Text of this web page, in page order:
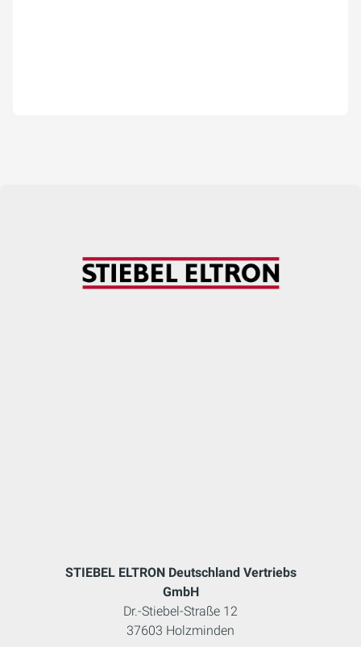
STIEBEL ELTRON Deutschland Vertriebs
GmbH
Dr.-Stiebel-Straße 12
37603 Holzminden